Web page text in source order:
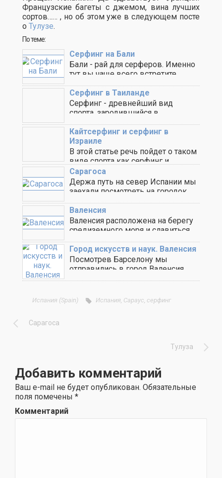
Французские багеты с джемом, вина лучших
сортов…… , но об этом уже в следующем посте
о Тулузе.
По теме:
Серфинг на Бали
Бали - рай для серферов. Именно
тут вы чаще всего встретите
парней ..
Серфинг в Таиланде
Серфинг - древнейший вид
спорта, зародившийся в
Полинезии. Он развивался много
веков ..
Кайтсерфинг и серфинг в
Израиле
В этой статье речь пойдет о таком
виде спорта как серфинг и ..
Сарагоса
Держа путь на север Испании мы
заехали посмотреть на городок
Сарагоса. Прочитав ..
Валенсия
Валенсия расположена на берегу
средиземного моря и славиться
своими широкими и чистыми ..
Город искусств и наук. Валенсия
Посмотрев Барселону мы
отправились в город Валенсия.
Дорога по автобану заняла 4 ..
Испания (Spain) Испания, Сараус, серфинг
Сарагоса
Тулуза
Добавить комментарий
Ваш e-mail не будет опубликован. Обязательные
поля помечены *
Комментарий